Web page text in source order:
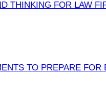
THINKING FOR LAW
TO PREPARE FOR